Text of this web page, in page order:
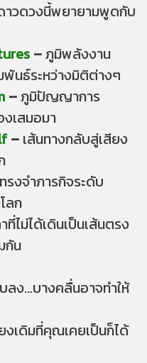
าวดวงนี้พยายามพูดกับ
–ภูมิพลังงาน
พันธ์ระหว่างมิติต่างๆ
–ภูมิปัญญาการ
เสมอมา
– เส้นทางกลับสู่เสียง
รงจำภารกิจระดับ
ลก
ที่ไม่ได้เดินเป็นเส้นตรง
กัน
ง...บางคลื่นอาจทำให้
งเดิมที่คุณเคยเป็นก็ได้